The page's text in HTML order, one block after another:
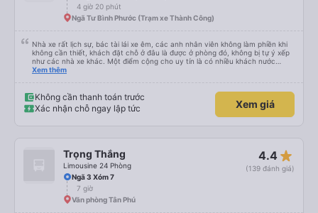
4 giờ 20 phút
Ngã Tư Bình Phước (Trạm xe Thành Công)
Nhà xe rất lịch sự, bác tài lái xe êm, các anh nhân viên không làm phiền khi
không cần thiết, khách đặt chỗ ở đâu là được ở phòng đó, không bị tự ý xếp
như các nhà xe khác. Một điểm cộng cho uy tín là có nhiều khách nước
Xem thêm
Không cần thanh toán trước
Xác nhận chỗ ngay lập tức
Xem giá
Trọng Thắng
Limousine 24 Phòng
4.4 star_rate
(139 đánh giá)
Ngã 3 Xóm 7
7 giờ
Văn phòng Tân Phú